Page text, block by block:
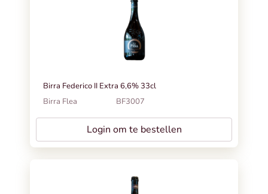
Birra Federico II Extra 6,6% 33cl
Birra Flea
BF3007
Login om te bestellen